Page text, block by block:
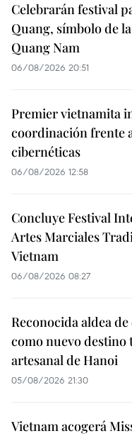
Celebrarán festival
Quang, símbolo de
Quang Nam
06/08/2026 20:51
Premier vietnamita
coordinación frente
cibernéticas
06/08/2026 12:58
Concluye Festival
Artes Marciales
Vietnam
06/08/2026 08:27
Reconocida aldea
como nuevo
artesanal de Hanoi
05/08/2026 21:30
Vietnam acogerá